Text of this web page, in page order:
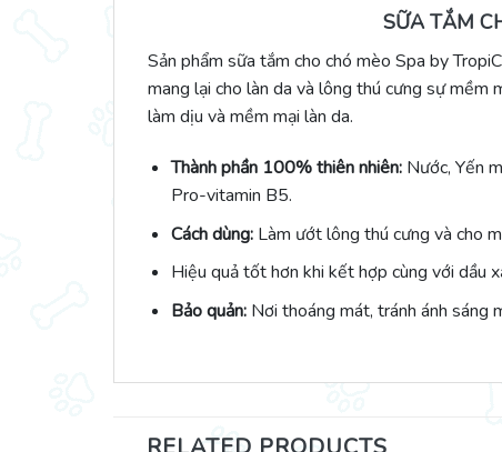
SỮA TẮM
Sản phẩm sữa tắm cho chó mèo Spa by
mang lại cho làn da và lông thú cưng sự mềm
làm dịu và mềm mại làn da.
Thành phần 100% thiên nhiên:Nước, Yến
Pro-vitamin B5.
Cách dùng:Làm ướt lông thú cưng và cho
Hiệu quả tốt hơn khi kết hợp cùng với dầu
Bảo quản:Nơi thoáng mát, tránh ánh sáng